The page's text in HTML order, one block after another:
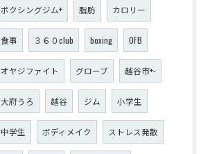
ボクシングジム+ 脂肪 カロリー
食事 ３６０club boxing OFB
オヤジファイト グローブ 越谷市+-
大府うろ 越谷 ジム 小学生
中学生 ボディメイク ストレス発散